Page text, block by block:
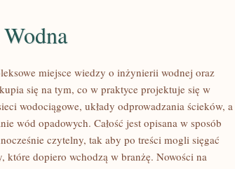
miejsce wiedzy o inżynierii wodnej oraz
się na tym, co w praktyce projektuje się w
wodociągowe, układy odprowadzania ścieków, a
wód opadowych. Całość jest opisana w sposób
czytelny, tak aby po treści mogli sięgać
które dopiero wchodzą w branżę. Nowości na